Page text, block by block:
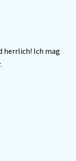
herrlich! Ich mag